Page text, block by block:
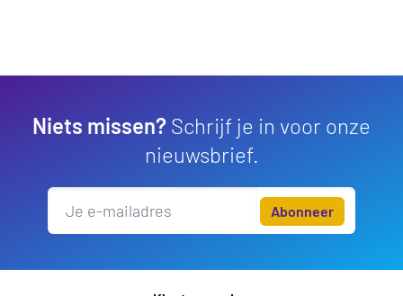
Niets missen? Schrijf je in voor onze
nieuwsbrief.
Abonneer